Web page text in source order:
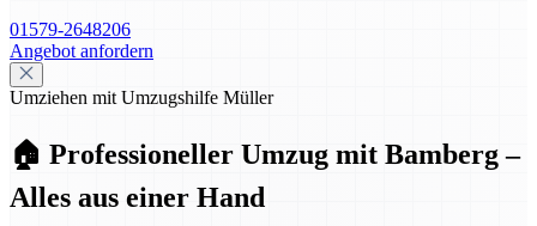
01579-2648206
Angebot anfordern
Umziehen mit Umzugshilfe Müller
🏠 Professioneller Umzug mit Bamberg –
Alles aus einer Hand